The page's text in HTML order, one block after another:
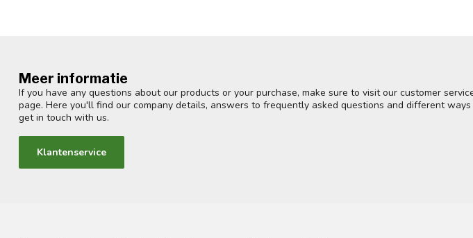
Meer informatie
If you have any questions about our products or your purchase, make sure to visit our customer
page. Here you'll find our company details, answers to frequently asked questions and different ways
get in touch with us.
Klantenservice